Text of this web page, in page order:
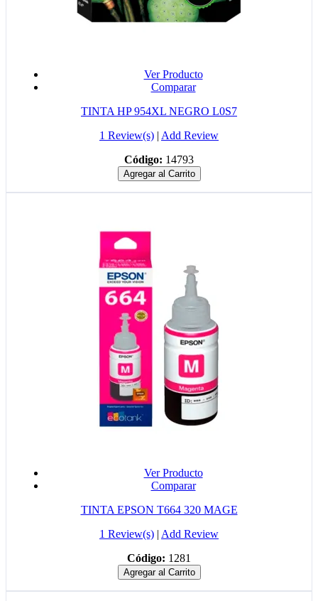
Ver Producto
Comparar
TINTA HP 954XL NEGRO L0S7
1 Review(s) | Add Review
Código: 14793
Agregar al Carrito
Ver Producto
Comparar
TINTA EPSON T664 320 MAGE
1 Review(s) | Add Review
Código: 1281
Agregar al Carrito